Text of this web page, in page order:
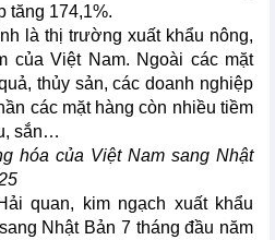
tăng 174,1%.
là thị trường xuất khẩu nông,
của Việt Nam. Ngoài các mặt
thủy sản, các doanh nghiệp
các mặt hàng còn nhiều tiềm
sắn…
hóa của Việt Nam sang Nhật
quan, kim ngạch xuất khẩu
Nhật Bản 7 tháng đầu năm